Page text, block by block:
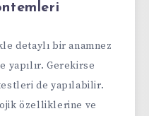
detaylı bir anamnez
yapılır. Gerekirse
de yapılabilir.
özelliklerine ve